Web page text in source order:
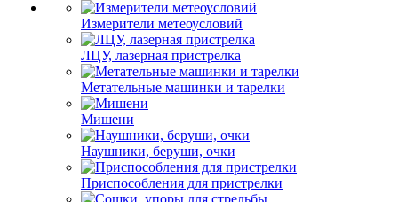
Измерители метеоусловий
ЛЦУ, лазерная пристрелка
Метательные машинки и тарелки
Мишени
Наушники, беруши, очки
Приспособления для пристрелки